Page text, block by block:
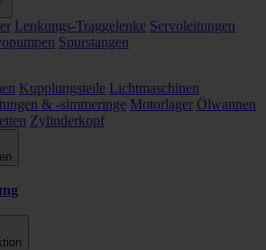
Lenkungs-Traggelenke Servoleitungen
Spurstangen
Kupplungsteile Lichtmaschinen
& -simmeringe Motorlager Ölwannen
Zylinderkopf